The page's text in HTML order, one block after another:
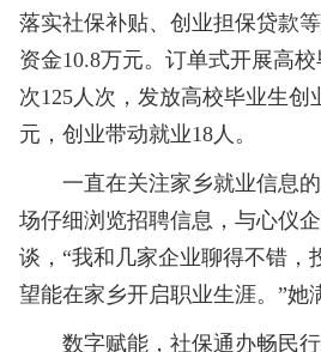
落实社保补贴、创业担保贷款
资金10.8万元。订单式开展高
次125人次，发放高校毕业生创
元，创业带动就业18人。
一直在关注家乡就业信息的
场仔细浏览招聘信息，与心仪
谈，“我和几家企业聊得不错，
望能在家乡开启职业生涯。”她
数字赋能，社保通办畅民行